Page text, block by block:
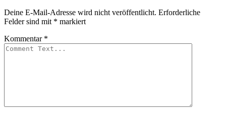
Deine E-Mail-Adresse wird nicht veröffentlicht. Erforderliche
Felder sind mit * markiert
Kommentar *